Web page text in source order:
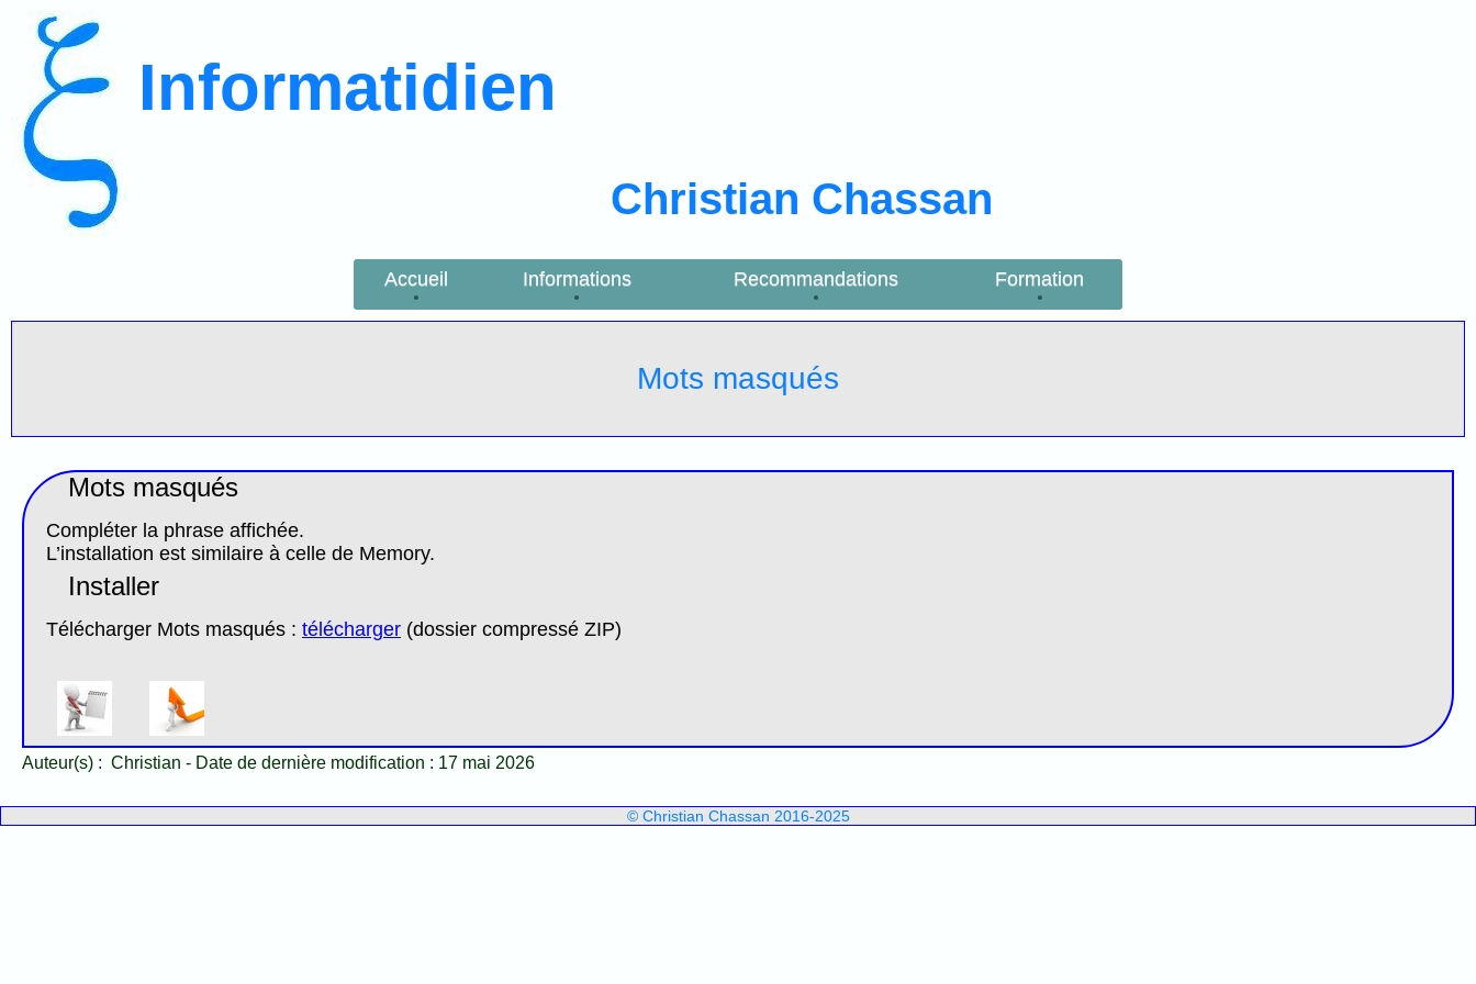
Informatidien
Christian Chassan
Accueil Informations Recommandations Formation
Mots masqués
Mots masqués
Compléter la phrase affichée.
L’installation est similaire à celle de Memory.
Installer
Télécharger Mots masqués : télécharger (dossier compressé ZIP)
Auteur(s) : Christian - Date de dernière modification : 17 mai 2026
© Christian Chassan 2016-2025